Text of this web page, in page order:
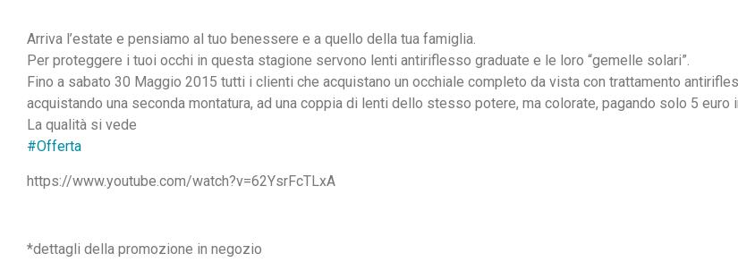
Arriva l’estate e pensiamo al tuo benessere e a quello della tua famiglia.
Per proteggere i tuoi occhi in questa stagione servono lenti antiriflesso graduate e le loro “gemelle solari”.
Fino a sabato 30 Maggio 2015 tutti i clienti che acquistano un occhiale completo da vista con trattamento
acquistando una seconda montatura, ad una coppia di lenti dello stesso potere, ma colorate, pagando solo 5 euro
La qualità si vede
‪#‎Offerta‬
https://www.youtube.com/watch?v=62YsrFcTLxA
*dettagli della promozione in negozio